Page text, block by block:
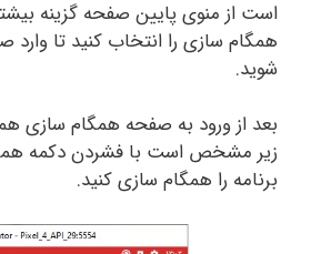
است از منوی پایین صفحه گزینه بیشتر
همگام سازی را انتخاب کنید تا
شوید.
بعد از ورود به صفحه همگام سازی
زیر مشخص است با فشردن دکمه
برنامه را همگام سازی کنید.